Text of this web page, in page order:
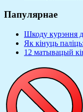
Папулярнае
Шкоду курэння
Як кінуць
12 матывацый